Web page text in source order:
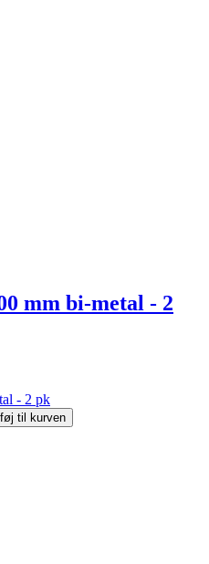
mm bi-metal - 2
- 2 pk
til kurven